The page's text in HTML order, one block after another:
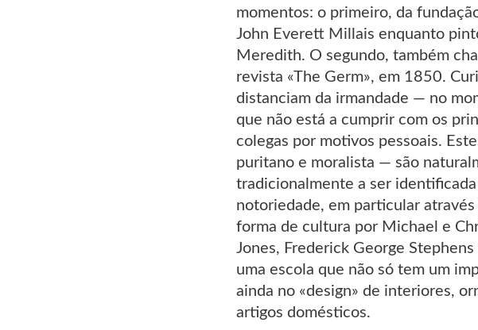
momentos: o primeiro, da
John Everett Millais enquanto
Meredith. O segundo, também
revista «The Germ», em 1850.
distanciam da irmandade — no
que não está a cumprir com os
colegas por motivos pessoais.
puritano e moralista — são
tradicionalmente a ser
notoriedade, em particular
forma de cultura por Michael e
Jones, Frederick George
uma escola que não só tem um
ainda no «design» de interiores,
artigos domésticos.